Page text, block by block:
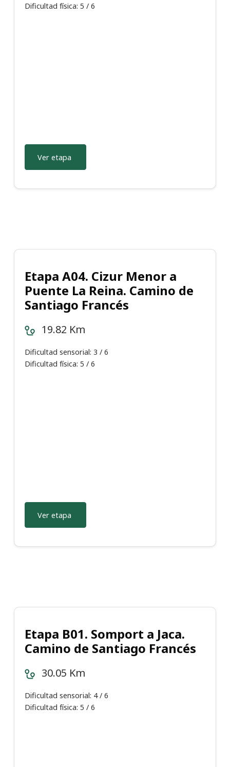
Dificultad física: 5 / 6
Ver etapa
Etapa A04. Cizur Menor a
Puente La Reina. Camino de
Santiago Francés
19.82 Km
Dificultad sensorial: 3 / 6
Dificultad física: 5 / 6
Ver etapa
Etapa B01. Somport a Jaca.
Camino de Santiago Francés
30.05 Km
Dificultad sensorial: 4 / 6
Dificultad física: 5 / 6